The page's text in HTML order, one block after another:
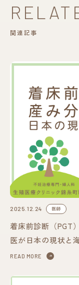
関連記事
2025.12.24 医師
着床前診断（PGT
医が日本の現状と
READ MORE